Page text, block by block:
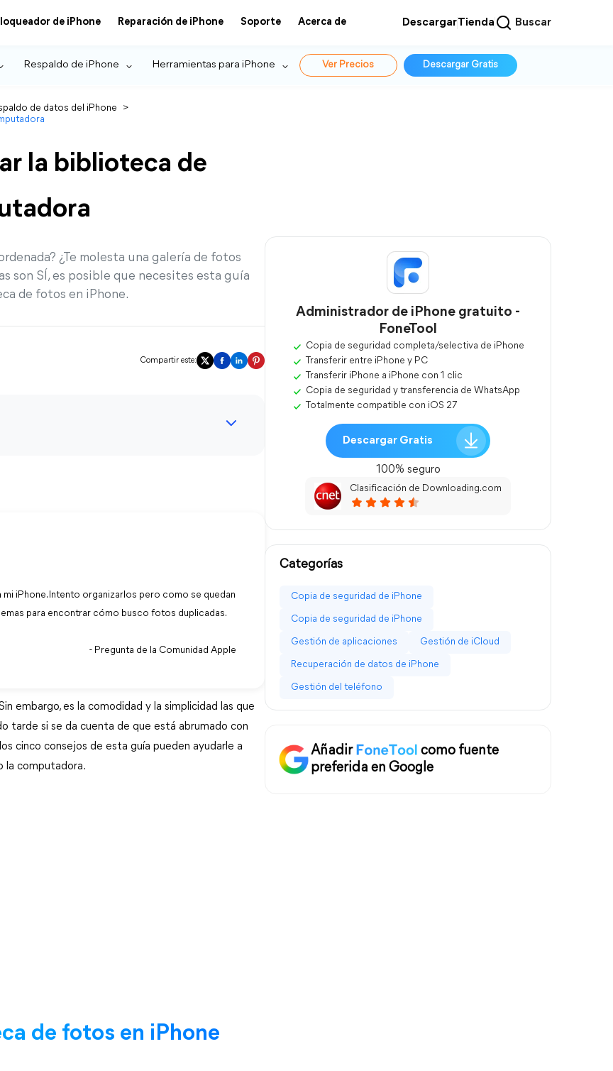
de iPhone Reparación de iPhone Soporte Acerca de DescargarTienda Buscar
Respaldo de iPhone Herramientas para iPhone Ver Precios Descargar Gratis
de datos del iPhone
>
la biblioteca de
¿Te molesta una galería de fotos
son SÍ, es posible que necesites esta guía
de fotos en iPhone.
Compartir este:
iPhone. Intento organizarlos pero como se quedan
para encontrar cómo busco fotos duplicadas.
- Pregunta de la Comunidad Apple
embargo, es la comodidad y la simplicidad las que
tarde si se da cuenta de que está abrumado con
cinco consejos de esta guía pueden ayudarle a
la computadora.
de fotos en iPhone
Administrador de iPhone gratuito -
FoneTool
Copia de seguridad completa/selectiva de iPhone
Transferir entre iPhone y PC
Transferir iPhone a iPhone con 1 clic
Copia de seguridad y transferencia de WhatsApp
Totalmente compatible con iOS 27
Descargar Gratis
100% seguro
Clasificación de Downloading.com
Categorías
Copia de seguridad de iPhone
Copia de seguridad de iPhone
Gestión de aplicaciones Gestión de iCloud
Recuperación de datos de iPhone
Gestión del teléfono
Añadir
como fuente
preferida en Google